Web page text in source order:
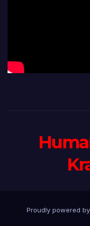
Proudly powered